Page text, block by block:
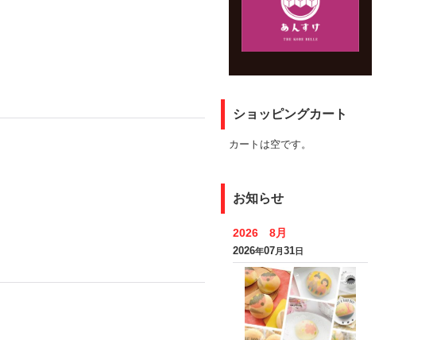
ショッピングカート
カートは空です。
お知らせ
2026 8月
2026年07月31日